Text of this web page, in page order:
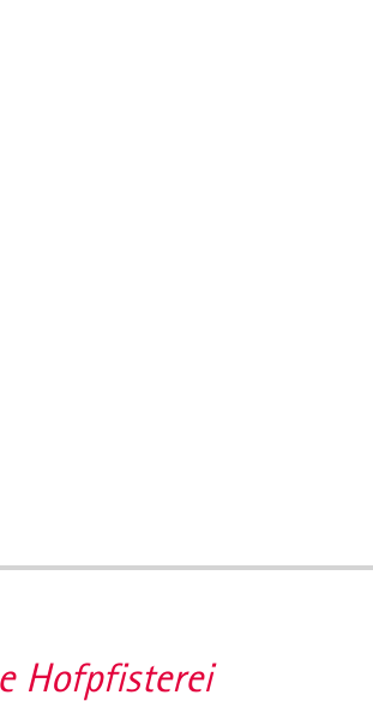
Hofpfisterei